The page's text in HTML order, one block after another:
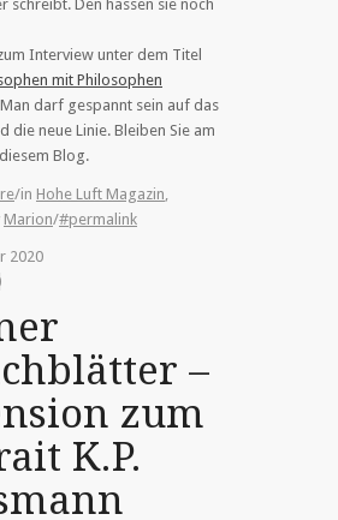
schreibt. Den hassen sie noch
Interview unter dem Titel
mit Philosophen
Man darf gespannt sein auf das
die neue Linie. Bleiben Sie am
Blog.
/in Hohe Luft Magazin,
Marion/#permalink
2020
–
zum
K.P.